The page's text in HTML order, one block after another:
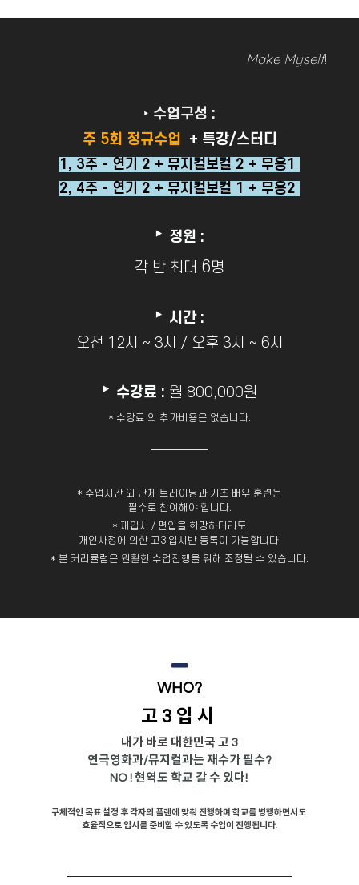
Make Myself!
‣ 수업구성 :
주 5회 정규수업
+ 특강/스터디
1, 3주 - 연기 2 + 뮤지컬보컬 2 + 무용1
2, 4주 - 연기 2 + 뮤지컬보컬 1 + 무용2
‣ 정원 :
각 반 최대 6명
‣ 시간 :
오전 12시 ~ 3시 / 오후 3시 ~ 6시
‣ 수강료 : 월 800,000원
* 수강료 외 추가비용은 없습니다.
* 수업시간 외 단체 트레이닝과 기초 배우 훈련은
필수로 참여해야 합니다.
* 재입시 / 편입을 희망하더라도
개인사정에 의한 고3 입시반 등록이 가능합니다.
* 본 커리큘럼은 원활한 수업진행을 위해 조정될 수 있습니다.
WHO?
고3입시
내가 바로 대한민국 고 3
연극영화과/뮤지컬과는 재수가 필수?
NO ! 현역도 학교 갈 수 있다!
구체적인 목표 설정 후 각자의 플랜에 맞춰 진행하며 학교를 병행하면서도
효율적으로 입시를 준비할 수 있도록 수업이 진행됩니다.